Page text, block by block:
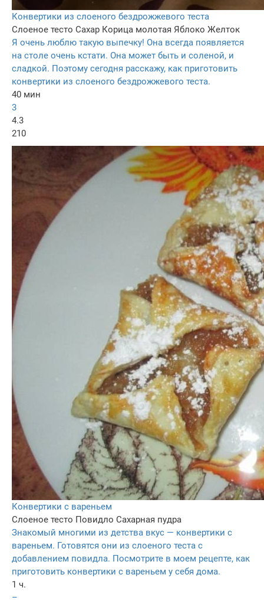
Конвертики из слоеного бездрожжевого теста
Слоеное тесто Сахар Корица молотая Яблоко Желток
Я очень люблю такую выпечку! Она всегда появляется
на столе очень кстати. Она может быть и соленой, и
сладкой. Поэтому сегодня расскажу, как приготовить
конвертики из слоеного бездрожжевого теста.
40 мин
3
4.3
210
Конвертики с вареньем
Слоеное тесто Повидло Сахарная пудра
Знакомый многими из детства вкус — конвертики с
вареньем. Готовятся они из слоеного теста с
добавлением повидла. Посмотрите в моем рецепте, как
приготовить конвертики с вареньем у себя дома.
1 ч.
–